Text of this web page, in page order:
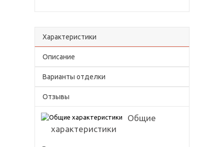
Характеристики
Описание
Варианты отделки
Отзывы
Общие
характеристики